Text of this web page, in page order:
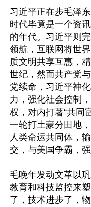
习近平正在步毛泽
时代毕竟是一个资
的年代。习近平则
领航，互联网将世
质文明共享互惠，
世纪，然而共产党
党续命，习近平神
力，强化社会控制
权，对内打著“共同
一轮打土豪分田地
人类命运共同体，
交，与美国争霸，
毛晚年发动文革以
教育和科技监控来
了，技术进步了，